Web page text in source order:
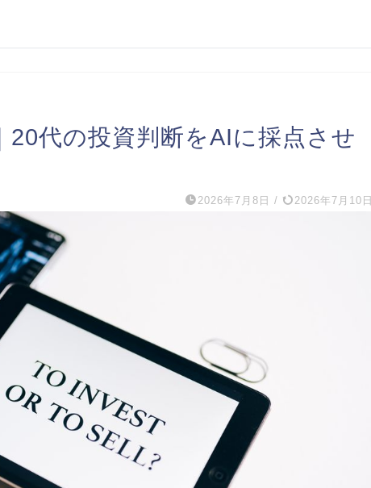
20代の投資判断をAIに採点させ
2026年7月8日 / 2026年7月10日